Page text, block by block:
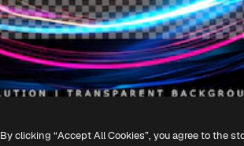
By clicking “Accept All Cookies”, you agree to the